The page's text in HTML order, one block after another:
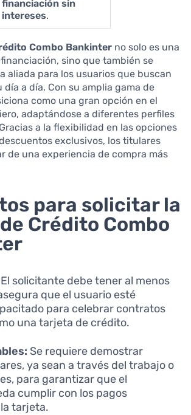
financiación sin
intereses.
Combo Bankinter no solo es una
sino que también se
aliada para los usuarios que buscan
día a día. Con su amplia gama de
como una gran opción en el
adaptándose a diferentes perfiles
a la flexibilidad en las opciones
exclusivos, los titulares
de una experiencia de compra más
para solicitar la
Crédito Combo
El solicitante debe tener al menos
que el usuario esté
para celebrar contratos
una tarjeta de crédito.
Se requiere demostrar
ya sean a través del trabajo o
para garantizar que el
cumplir con los pagos
tarjeta.